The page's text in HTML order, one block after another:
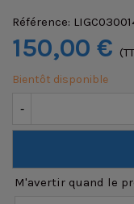
Référence:
150,00 €
Bientôt disponible
-
M'avertir quand le